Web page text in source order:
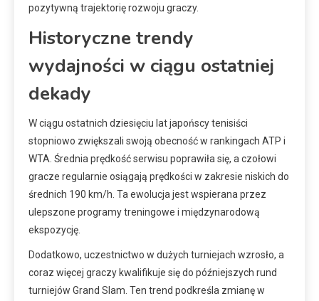
pozytywną trajektorię rozwoju graczy.
Historyczne trendy
wydajności w ciągu ostatniej
dekady
W ciągu ostatnich dziesięciu lat japońscy tenisiści
stopniowo zwiększali swoją obecność w rankingach ATP i
WTA. Średnia prędkość serwisu poprawiła się, a czołowi
gracze regularnie osiągają prędkości w zakresie niskich do
średnich 190 km/h. Ta ewolucja jest wspierana przez
ulepszone programy treningowe i międzynarodową
ekspozycję.
Dodatkowo, uczestnictwo w dużych turniejach wzrosło, a
coraz więcej graczy kwalifikuje się do późniejszych rund
turniejów Grand Slam. Ten trend podkreśla zmianę w